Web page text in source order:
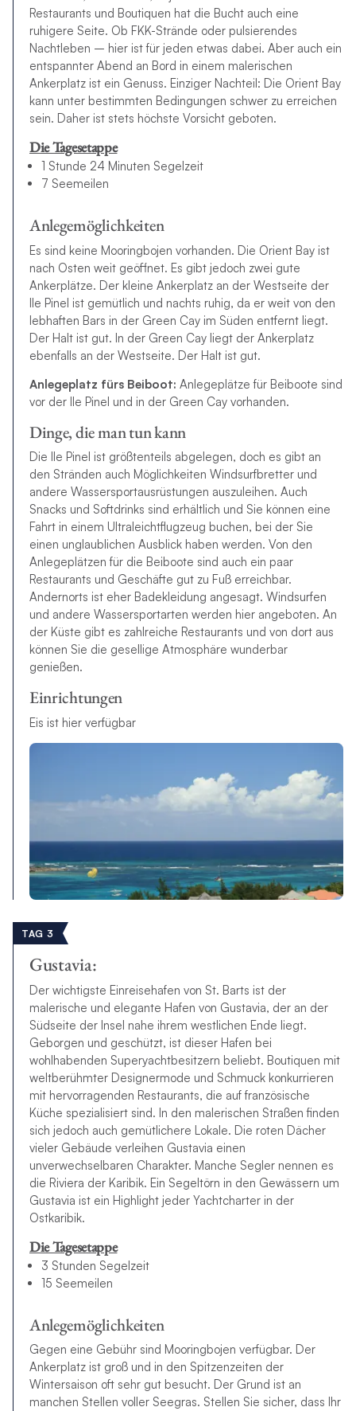
Restaurants und Boutiquen hat die Bucht auch eine
ruhigere Seite. Ob FKK-Strände oder pulsierendes
Nachtleben – hier ist für jeden etwas dabei. Aber auch ein
entspannter Abend an Bord in einem malerischen
Ankerplatz ist ein Genuss. Einziger Nachteil: Die Orient Bay
kann unter bestimmten Bedingungen schwer zu erreichen
sein. Daher ist stets höchste Vorsicht geboten.
Die Tagesetappe
1 Stunde 24 Minuten Segelzeit
7 Seemeilen
Anlegemöglichkeiten
Es sind keine Mooringbojen vorhanden. Die Orient Bay ist
nach Osten weit geöffnet. Es gibt jedoch zwei gute
Ankerplätze. Der kleine Ankerplatz an der Westseite der
Ile Pinel ist gemütlich und nachts ruhig, da er weit von den
lebhaften Bars in der Green Cay im Süden entfernt liegt.
Der Halt ist gut. In der Green Cay liegt der Ankerplatz
ebenfalls an der Westseite. Der Halt ist gut.
Anlegeplatz fürs Beiboot: Anlegeplätze für Beiboote sind
vor der Ile Pinel und in der Green Cay vorhanden.
Dinge, die man tun kann
Die Ile Pinel ist größtenteils abgelegen, doch es gibt an
den Stränden auch Möglichkeiten Windsurfbretter und
andere Wassersportausrüstungen auszuleihen. Auch
Snacks und Softdrinks sind erhältlich und Sie können eine
Fahrt in einem Ultraleichtflugzeug buchen, bei der Sie
einen unglaublichen Ausblick haben werden. Von den
Anlegeplätzen für die Beiboote sind auch ein paar
Restaurants und Geschäfte gut zu Fuß erreichbar.
Andernorts ist eher Badekleidung angesagt. Windsurfen
und andere Wassersportarten werden hier angeboten. An
der Küste gibt es zahlreiche Restaurants und von dort aus
können Sie die gesellige Atmosphäre wunderbar
genießen.
Einrichtungen
Eis ist hier verfügbar
TAG 3
Gustavia:
Der wichtigste Einreisehafen von St. Barts ist der
malerische und elegante Hafen von Gustavia, der an der
Südseite der Insel nahe ihrem westlichen Ende liegt.
Geborgen und geschützt, ist dieser Hafen bei
wohlhabenden Superyachtbesitzern beliebt. Boutiquen mit
weltberühmter Designermode und Schmuck konkurrieren
mit hervorragenden Restaurants, die auf französische
Küche spezialisiert sind. In den malerischen Straßen finden
sich jedoch auch gemütlichere Lokale. Die roten Dächer
vieler Gebäude verleihen Gustavia einen
unverwechselbaren Charakter. Manche Segler nennen es
die Riviera der Karibik. Ein Segeltörn in den Gewässern um
Gustavia ist ein Highlight jeder Yachtcharter in der
Ostkaribik.
Die Tagesetappe
3 Stunden Segelzeit
15 Seemeilen
Anlegemöglichkeiten
Gegen eine Gebühr sind Mooringbojen verfügbar. Der
Ankerplatz ist groß und in den Spitzenzeiten der
Wintersaison oft sehr gut besucht. Der Grund ist an
manchen Stellen voller Seegras. Stellen Sie sicher, dass Ihr